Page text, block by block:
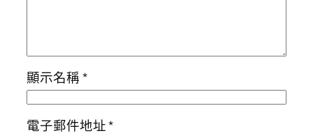
顯示名稱*
電子郵件地址*